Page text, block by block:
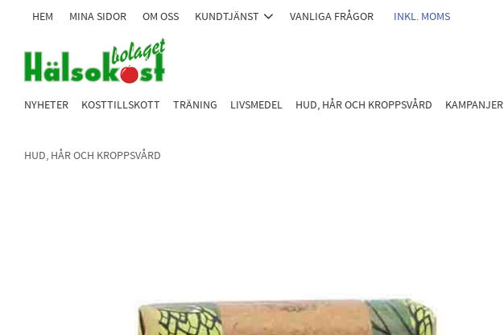
HEM MINA SIDOR OM OSS KUNDTJÄNST VANLIGA FRÅGOR INKL. MOMS
NYHETER KOSTTILLSKOTT TRÄNING LIVSMEDEL HUD, HÅR OCH KROPPSVÅRD KAMPANJER
HUD, HÅR OCH KROPPSVÅRD